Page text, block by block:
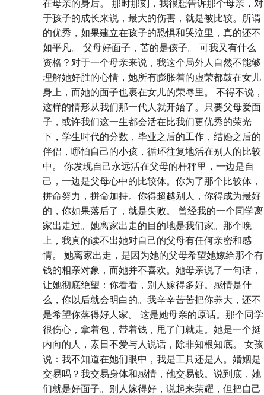
在母亲的身后。 那时那刻，我很想告诉那个母亲，对
于孩子的成长来说，最大的伤害，就是被比较。所谓
的优秀，如果建立在孩子的恐惧和哭泣里，真的还不
如平凡。 父母好面子，苦的是孩子。 可我又有什么
资格？对于一个母亲来说，我这个局外人自然不能够
理解她好胜的心情，她所有膨胀着的虚荣都鼓在女儿
身上，而她的面子也裹在女儿的荣辱里。 不得不说，
这样的情形从我们那一代人就开始了。只要父母爱面
子，或许我们这一生都会活在比我们更优秀的荣光
下，学生时代的分数，毕业之后的工作，结婚之后的
伴侣，哪怕自己的小孩，循环往复地活在别人的比较
中。 你发现自己永远活在父母的杆秤里，一边是自
己，一边是父母心中的比较体。你为了那个比较体，
拼命努力，拼命加持。你得超越别人，你得成为最好
的，你如果落后了，就是失败。 曾经我的一个同学离
家出走过。她离家出走的目的地是我们家。那个晚
上，我真的读不出她对自己的父母有任何亲密和感
情。 她离家出走，是因为她的父母希望她嫁给那个有
钱的相亲对象，而她并不喜欢。她母亲说了一句话，
让她彻底绝望：你看看，别人嫁得多好。感情是什
么，你以后就会明白的。我辛辛苦苦把你养大，还不
是希望你落得好人家。 这是她母亲的原话。那个同学
很伤心，拿着包，带着钱，甩了门就走。她是一个挺
内向的人，素日不爱与人说话，除非知根知底。 女孩
说：我不知道在她们眼中，我是工具还是人。婚姻是
交易吗？我交易身体和感情，他交易钱。说到底，她
们就是好面子。别人嫁得好，说起来荣耀，但把自己